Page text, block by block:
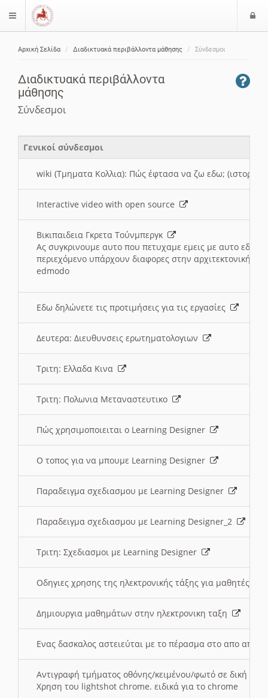
$langMenu
Αρχική Σελίδα Διαδικτυακά περιβάλλοντα μάθησης Σύνδεσμοι
Διαδικτυακά περιβάλλοντα
μάθησης
Σύνδεσμοι
Γενικοί σύνδεσμοι
wiki (Τμηματα Κολλια): Πώς έφτασα να ζω εδω; (ιστορια)
Interactive video with open source
Βικιπαιδεια Γκρετα Τούνμπεργκ
Ας συγκρινουμε αυτο που πετυχαμε εμεις με αυτο εδω
περιεχόμενο υπάρχουν διαφορες στην αρχιτεκτονική
edmodo
Εδω δηλώνετε τις προτιμήσεις για τις εργασίες
Δευτερα: Διευθυνσεις ερωτηματολογιων
Τριτη: Ελλαδα Κινα
Τριτη: Πολωνια Μεταναστευτικο
Πώς χρησιμοποιειται ο Learning Designer
O τοπος για να μπουμε Learning Designer
Παραδειγμα σχεδιασμου με Learning Designer
Παραδειγμα σχεδιασμου με Learning Designer_2
Τριτη: Σχεδιασμοι με Learning Designer
Οδηγιες χρησης της ηλεκτρονικής τάξης για μαθητές
Δημιουργια μαθημάτων στην ηλεκτρονικη ταξη
Ενας δασκαλος αστειεύται με το πέρασμα στο απο
Αντιγραφή τμήματος οθόνης/κειμένου/φωτό σε δική
Χρηση του lightshot chrome. ειδικά για το chrome